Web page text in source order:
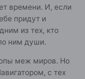
времени. И, если
придут и
из тех, кто
ним души.
меж миров. Но
с тех